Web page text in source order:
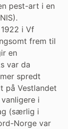
pest-art i en
i Vf
frem til
en
var da
spredt
på Vestlandet
i
(særlig i
Norge var